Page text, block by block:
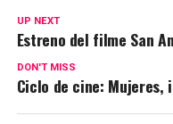
UP NEXT
Estreno del filme San
DON'T MISS
Ciclo de cine: Mujeres,